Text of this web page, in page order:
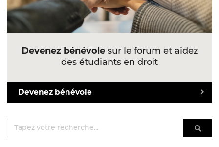
Devenez bénévolesur le forum et aidez
des étudiants en droit
Devenez bénévole